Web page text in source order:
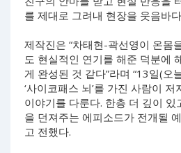
를 제대로 그려내 현장을 웃음바
제작진은 “차태현-곽선영이 온몸
도 현실적인 연기를 해준 덕분에
게 완성된 것 같다”라며 “13일(오
‘사이코패스 뇌’를 가진 사람이
이야기를 다룬다. 한층 더 깊이 있
을 던져주는 에피소드가 전개될
고 전했다.